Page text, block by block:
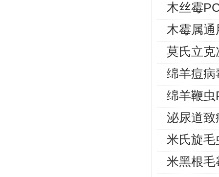
木丝霉
木霉属
莫氏立
绵羊痘
绵羊鞭
泌尿道
米氏旋
米黑根